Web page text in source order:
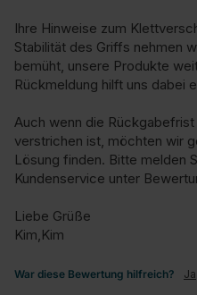
Ihre Hinweise zum
Stabilität des Griffs nehmen
bemüht, unsere Produkte
Rückmeldung hilft uns dabei
Auch wenn die
verstrichen ist, möchten wir
Lösung finden. Bitte melden
Kundenservice unter
Liebe Grüße
Kim,Kim
War diese Bewertung hilfreich? Ja